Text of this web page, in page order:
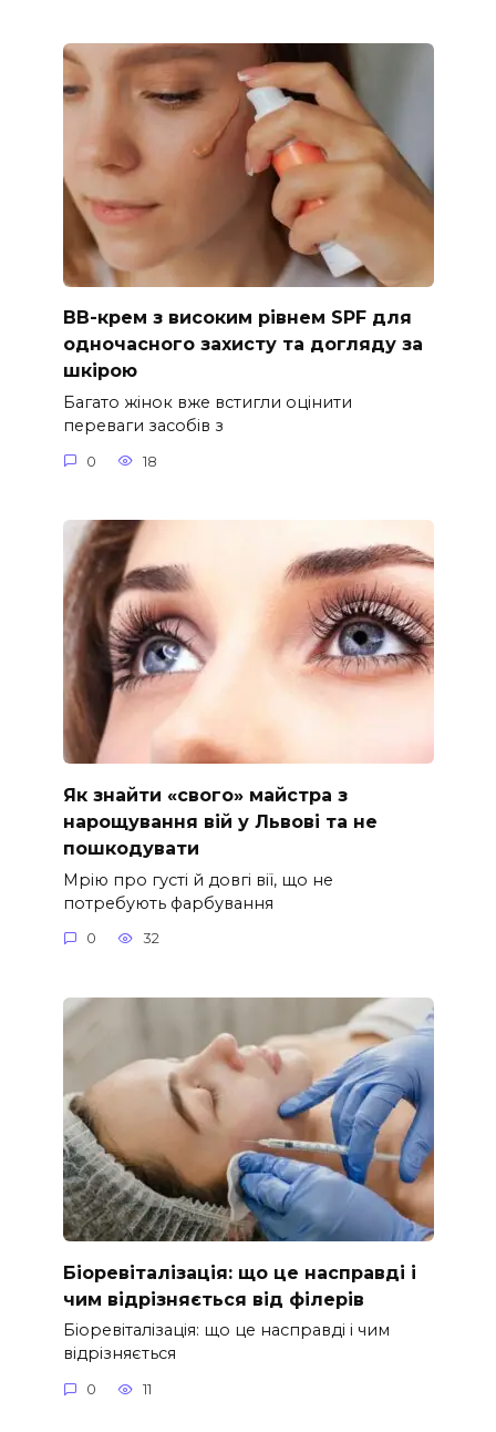
ВВ-крем з високим рівнем SPF для
одночасного захисту та догляду за
шкірою
Багато жінок вже встигли оцінити
переваги засобів з
0 18
Як знайти «свого» майстра з
нарощування вій у Львові та не
пошкодувати
Мрію про густі й довгі вії, що не
потребують фарбування
0 32
Біоревіталізація: що це насправді і
чим відрізняється від філерів
Біоревіталізація: що це насправді і чим
відрізняється
0 11